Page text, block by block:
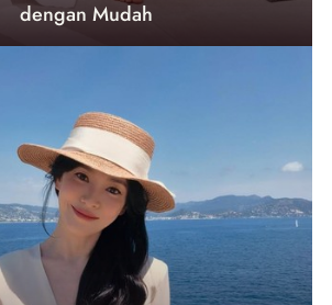
dengan Mudah